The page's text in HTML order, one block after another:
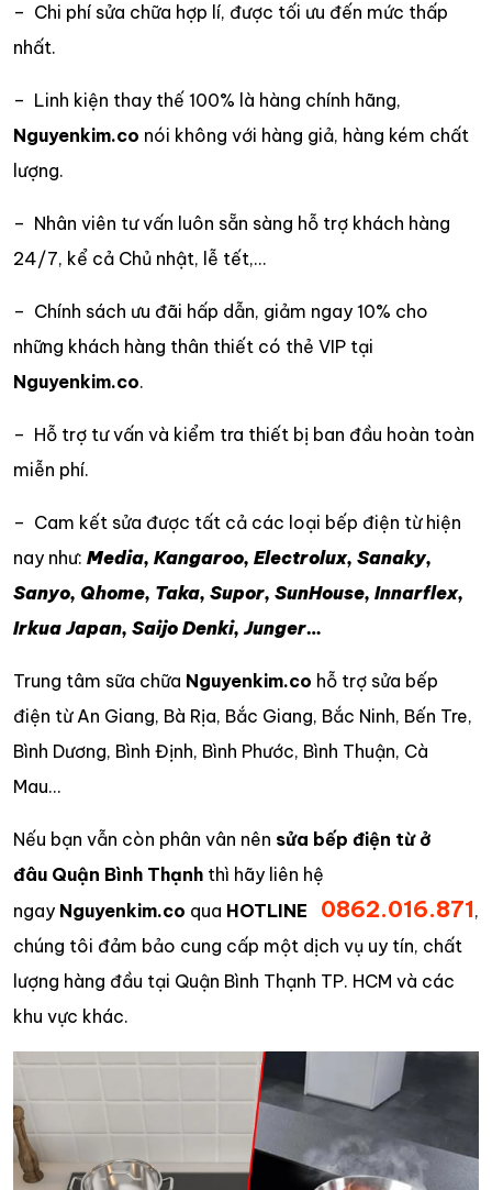
– Chi phí sửa chữa hợp lí, được tối ưu đến mức thấp
nhất.
– Linh kiện thay thế 100% là hàng chính hãng,
Nguyenkim.co nói không với hàng giả, hàng kém chất
lượng.
– Nhân viên tư vấn luôn sẵn sàng hỗ trợ khách hàng
24/7, kể cả Chủ nhật, lễ tết,…
– Chính sách ưu đãi hấp dẫn, giảm ngay 10% cho
những khách hàng thân thiết có thẻ VIP tại
Nguyenkim.co.
– Hỗ trợ tư vấn và kiểm tra thiết bị ban đầu hoàn toàn
miễn phí.
– Cam kết sửa được tất cả các loại bếp điện từ hiện
nay như: Media, Kangaroo, Electrolux, Sanaky,
Sanyo, Qhome, Taka, Supor, SunHouse, Innarflex,
Irkua Japan, Saijo Denki, Junger…
Trung tâm sữa chữa Nguyenkim.co hỗ trợ sửa bếp
điện từ An Giang, Bà Rịa, Bắc Giang, Bắc Ninh, Bến Tre,
Bình Dương, Bình Định, Bình Phước, Bình Thuận, Cà
Mau…
Nếu bạn vẫn còn phân vân nên sửa bếp điện từ ở
đâu Quận Bình Thạnh thì hãy liên hệ
ngay Nguyenkim.co qua HOTLINE 0862.016.871,
chúng tôi đảm bảo cung cấp một dịch vụ uy tín, chất
lượng hàng đầu tại Quận Bình Thạnh TP. HCM và các
khu vực khác.